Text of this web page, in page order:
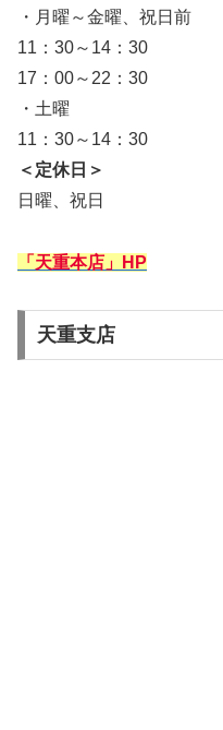
・月曜～金曜、祝日前
11：30～14：30
17：00～22：30
・土曜
11：30～14：30
＜定休日＞
日曜、祝日
「天重本店」HP
天重支店